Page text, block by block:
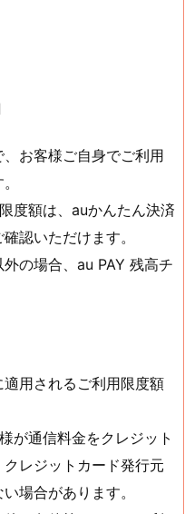
、お客様ご自身でご利用
度額は、auかんたん決済
認いただけます。
の場合、au PAY 残高チ
適用されるご利用限度額
が通信料金をクレジット
レジットカード発行元
場合があります。